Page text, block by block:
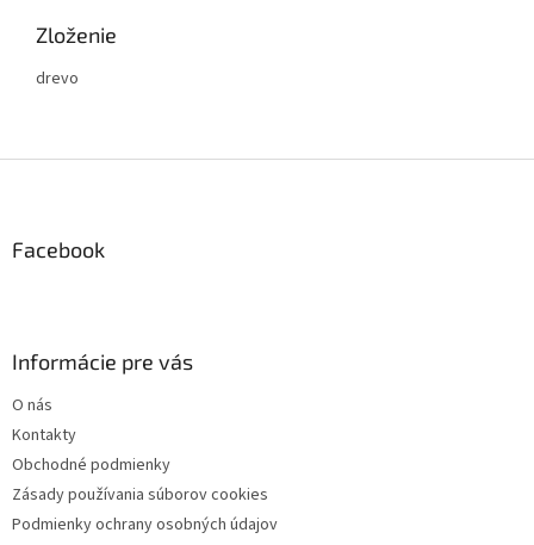
Zloženie
drevo
Facebook
Informácie pre vás
O nás
Kontakty
Obchodné podmienky
Zásady používania súborov cookies
Podmienky ochrany osobných údajov